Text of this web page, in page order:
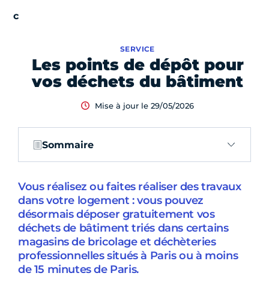
Les points de dépôt pour
vos déchets du bâtiment
SERVICE
Mise à jour le 29/05/2026
Sommaire
Vous réalisez ou faites réaliser des travaux
dans votre logement : vous pouvez
désormais déposer gratuitement vos
déchets de bâtiment triés dans certains
magasins de bricolage et déchèteries
professionnelles situés à Paris ou à moins
de 15 minutes de Paris.